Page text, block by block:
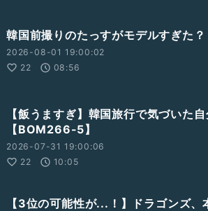
韓国前撮りのたっすがモデルすぎた
2026-08-01 19:00:02
22
08:56
【飯うますぎ】韓国旅行で気づいた
【BOM266-5】
2026-07-31 19:00:06
22
10:05
【3位の可能性が...！】ドラゴンズ、